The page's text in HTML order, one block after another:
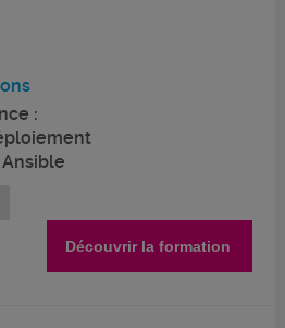
:
Découvrir la formation